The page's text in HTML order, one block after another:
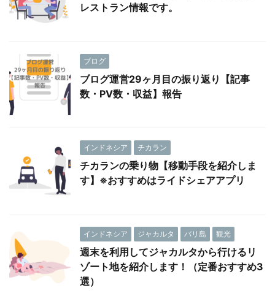
レストラン情報です。
ブログ
ブログ運営29ヶ月目の振り返り【記事
数・PV数・収益】報告
インドネシア チカラン
チカランの乗り物【移動手段を紹介しま
す】※おすすめはライドシェアアプリ
インドネシア ジャカルタ バリ島 観光
週末を利用してジャカルタから行けるリ
ゾート地を紹介します！（定番おすすめ3
選）